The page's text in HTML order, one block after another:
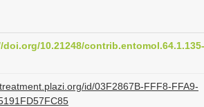
o
10.21248/contrib.entomol.64.1.135-
id/03F2867B-FFF8-FFA9-